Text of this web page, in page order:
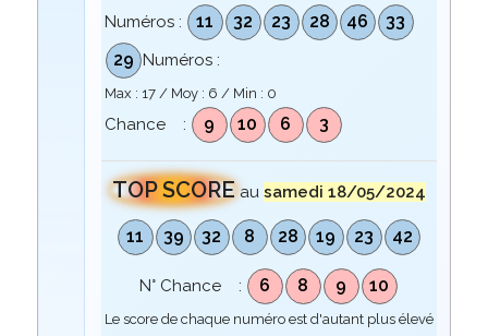
Numéros : 11 32 23 28 46
33
29 Numéros :
Max : 17/ Moy : 6 / Min : 0
Chance : 9 10 6 3
TOP SCORE au samedi 18/05/2024
11 39 32 8 28 19 23 42
N° Chance : 6 8 9 10
Le score de chaque numéro est d'autant plus élevé